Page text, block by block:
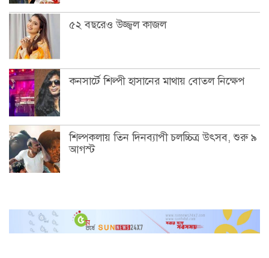
৫২ বছরেও উজ্জ্বল কাজল
কনসার্টে শিল্পী হাসানের মাথায় বোতল নিক্ষেপ
শিল্পকলায় তিন দিনব্যাপী চলচ্চিত্র উৎসব, শুরু ৯
আগস্ট